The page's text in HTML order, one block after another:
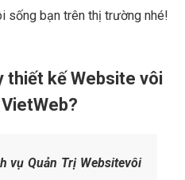
sống bạn trên thị trường nhé!
thiết kế Website vôi
vụ Quản Trị Websitevôi